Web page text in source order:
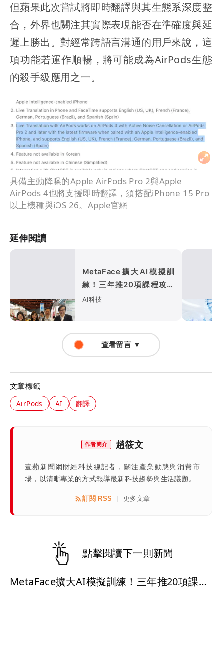
但蘋果此次嘗試將即時翻譯與其生態系深度整
合，外界也關注其實際表現能否在準確度與延
遲上勝出。對經常跨語言溝通的用戶來說，這
項功能若運作順暢，將可能成為AirPods生態
的殺手級應用之一。
具備主動降噪的Apple AirPods Pro 2與Apple
AirPods 4也將支援即時翻譯，須搭配iPhone 15 Pro
以上機種與iOS 26。Apple官網
延伸閱讀
MetaFace擴大AI模擬訓
練！三年推20項課程攻護
理長照
AI科技
查看留言 ▼
文章標籤
AirPods AI 翻譯
作者簡介 趙筱文
壹蘋新聞網財經科技線記者，關注產業動態與消費市
場，以清晰專業的方式報導最新科技趨勢與生活議題。
訂閱 RSS 更多文章
點擊閱讀下一則新聞
MetaFace擴大AI模擬訓練！三年推20項課程攻護理長照